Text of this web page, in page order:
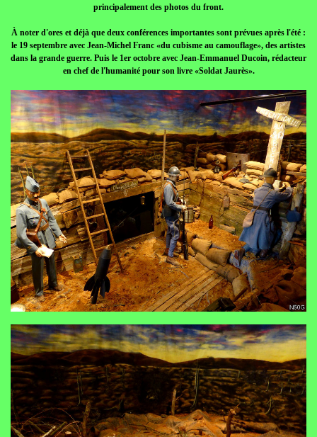
principalement des photos du front.
À noter d'ores et déjà que deux conférences importantes sont prévues après l'été :
le 19 septembre avec Jean-Michel Franc «du cubisme au camouflage», des artistes
dans la grande guerre. Puis le 1er octobre avec Jean-Emmanuel Ducoin, rédacteur
en chef de l'humanité pour son livre «Soldat Jaurès».